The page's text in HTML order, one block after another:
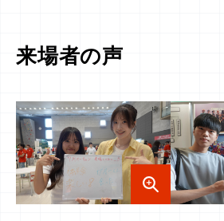
来場者の声